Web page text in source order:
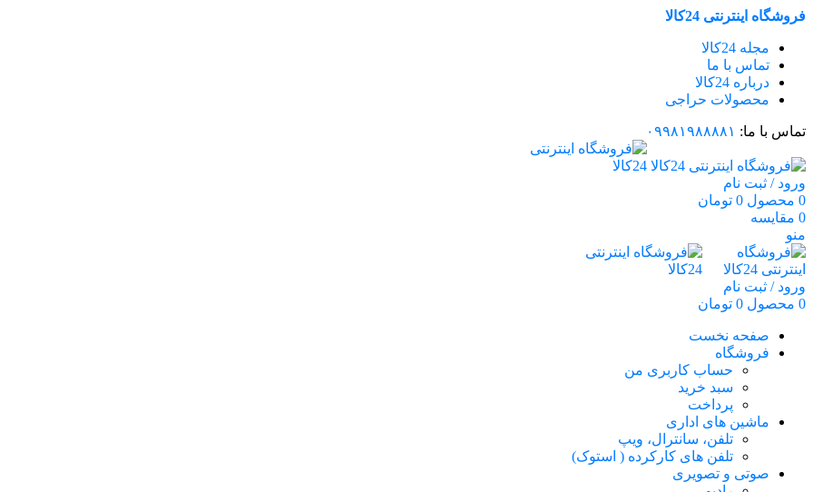
فروشگاه اینترنتی 24کالا
مجله 24کالا
تماس با ما
درباره 24کالا
محصولات حراجی
تماس با ما: ۰۹۹۸۱۹۸۸۸۸۱
ورود / ثبت نام
0 محصول 0 تومان
0 مقایسه
منو
ورود / ثبت نام
0 محصول 0 تومان
صفحه نخست
فروشگاه
حساب کاربری من
سبد خرید
پرداخت
ماشین های اداری
تلفن، سانترال، ویپ
تلفن های کارکرده ( استوک)
صوتی و تصویری